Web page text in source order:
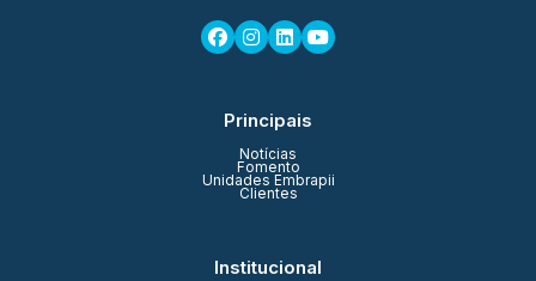
Principais
Notícias
Fomento
Unidades Embrapii
Clientes
Institucional